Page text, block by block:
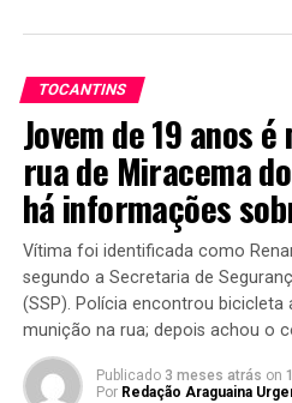
TOCANTINS
Jovem de 19 anos
rua de Miracema
há informações
Vítima foi identificada como
segundo a Secretaria de
(SSP). Polícia encontrou bicicleta
munição na rua; depois achou o
Publicado 3 meses atrás on
Por Redação Araguaina